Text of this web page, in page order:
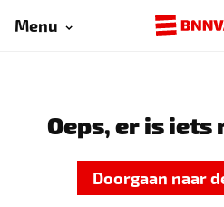
Menu
Oeps, er is iets
Doorgaan naar